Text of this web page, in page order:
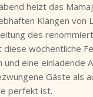
heizt das
Klängen von
des
wöchentliche
und eine einladende
Gäste als
perfekt ist.